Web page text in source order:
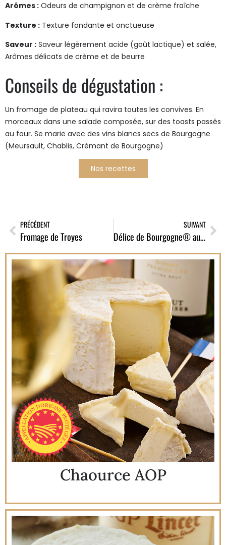
Arômes : Odeurs de champignon et de crème fraîche
Texture : Texture fondante et onctueuse
Saveur : Saveur légèrement acide (goût lactique) et salée,
Arômes délicats de crème et de beurre
Conseils de dégustation :
Un fromage de plateau qui ravira toutes les convives. En
morceaux dans une salade composée, sur des toasts passés
au four. Se marie avec des vins blancs secs de Bourgogne
(Meursault, Chablis, Crémant de Bourgogne)
Nos recettes
PRÉCÉDENT
Fromage de Troyes
SUIVANT
Délice de Bourgogne® aux brisures de truffe d’hiver
Chaource AOP